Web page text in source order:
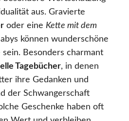
aus. Gravierte
oder eine Kette mit dem
können wunderschöne
sein. Besonders charmant
Tagebücher, in denen
ihre Gedanken und
der Schwangerschaft
Geschenke haben oft